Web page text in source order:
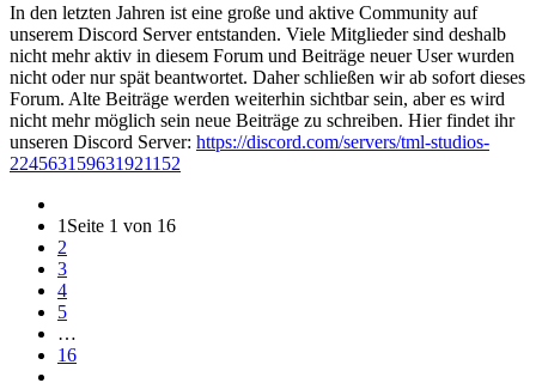
In den letzten Jahren ist eine große und aktive Community auf
unserem Discord Server entstanden. Viele Mitglieder sind deshalb
nicht mehr aktiv in diesem Forum und Beiträge neuer User wurden
nicht oder nur spät beantwortet. Daher schließen wir ab sofort dieses
Forum. Alte Beiträge werden weiterhin sichtbar sein, aber es wird
nicht mehr möglich sein neue Beiträge zu schreiben. Hier findet ihr
unseren Discord Server: https://discord.com/servers/tml-studios-
224563159631921152
1 Seite 1 von 16
2
3
4
5
…
16